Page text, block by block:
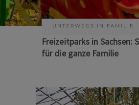
KUNST & KULTUR
Sommer auf Sachsens